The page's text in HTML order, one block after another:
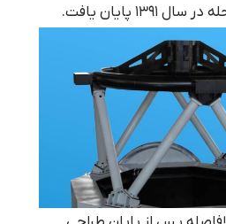
پایان یافت.